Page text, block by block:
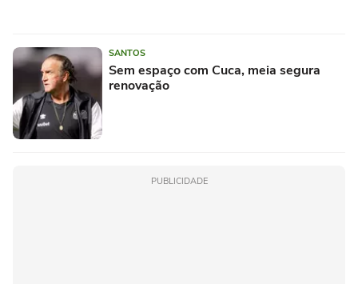
SANTOS
Sem espaço com Cuca, meia segura
renovação
PUBLICIDADE